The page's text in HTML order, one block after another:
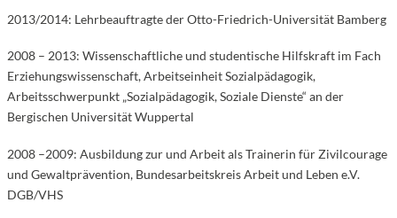
2013/2014: Lehrbeauftragte der Otto-Friedrich-Universität Bamberg
2008 – 2013: Wissenschaftliche und studentische Hilfskraft im Fach
Erziehungswissenschaft, Arbeitseinheit Sozialpädagogik,
Arbeitsschwerpunkt „Sozialpädagogik, Soziale Dienste“ an der
Bergischen Universität Wuppertal
2008 –2009: Ausbildung zur und Arbeit als Trainerin für Zivilcourage
und Gewaltprävention, Bundesarbeitskreis Arbeit und Leben e.V.
DGB/VHS